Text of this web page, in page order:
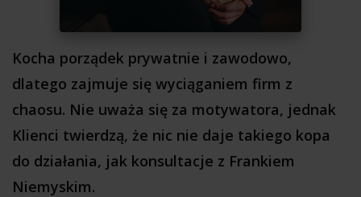
Kocha porządek prywatnie i zawodowo,
dlatego zajmuje się wyciąganiem firm z
chaosu. Nie uważa się za motywatora, jednak
Klienci twierdzą, że nic nie daje takiego kopa
do działania, jak konsultacje z Frankiem
Niemyskim.